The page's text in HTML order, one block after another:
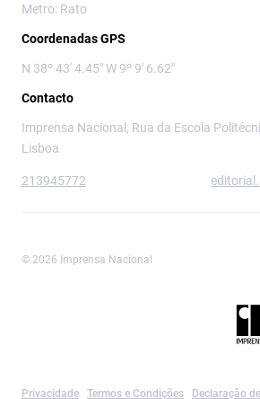
Metro: Rato
Coordenadas GPS
N 38º 43' 4.45" W 9º 9' 6.62"
Contacto
Imprensa Nacional, Rua da Escola
Lisboa
213945772
© 2026 Imprensa Nacional
Privacidade Termos e Condições Declaração